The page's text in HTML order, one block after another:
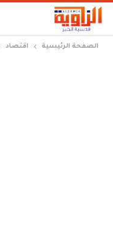
الصفحة الرئيسية اقتصاد